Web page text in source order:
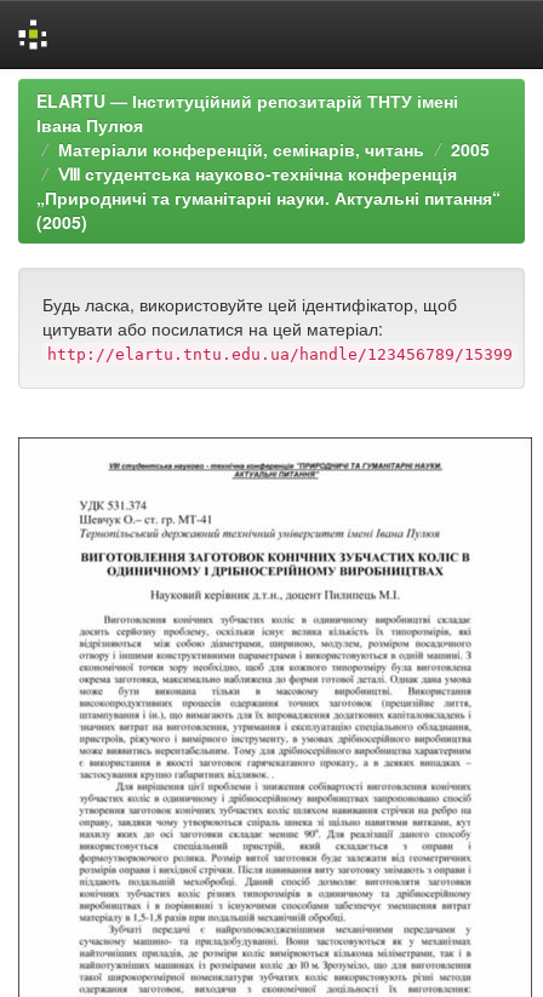
Skip
navigation
ELARTU — Інституційний репозитарій ТНТУ імені
Івана Пулюя
Матеріали конференцій, семінарів, читань
2005
Ⅷ студентська науково-технічна конференція
„Природничі та гуманітарні науки. Актуальні питання“
(2005)
Будь ласка, використовуйте цей ідентифікатор, щоб
цитувати або посилатися на цей матеріал:
http://elartu.tntu.edu.ua/handle/123456789/15399